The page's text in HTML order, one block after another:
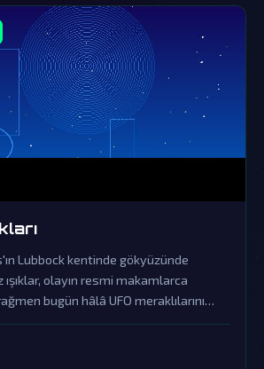
Lubbock kentinde gökyüzünde
olayın resmi makamlarca
bugün hâlâ UFO meraklılarını
ediyor. Bu ışıklar, dünya dışı varlıkların
sarsılmaz bir kanıtı olabilir.